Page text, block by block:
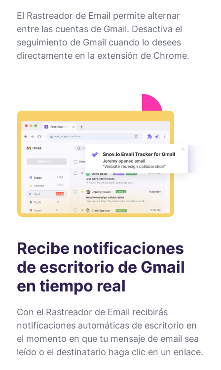
El Rastreador de Email permite alternar
entre las cuentas de Gmail. Desactiva el
seguimiento de Gmail cuando lo desees
directamente en la extensión de Chrome.
Recibe notificaciones
de escritorio de Gmail
en tiempo real
Con el Rastreador de Email recibirás
notificaciones automáticas de escritorio en
el momento en que tu mensaje de email sea
leído o el destinatario haga clic en un enlace.